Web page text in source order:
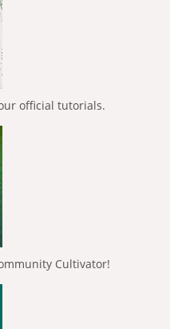
official tutorials.
Cultivator!